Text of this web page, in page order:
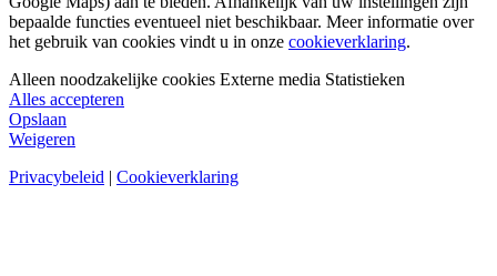
bepaalde functies eventueel niet beschikbaar. Meer informatie over
het gebruik van cookies vindt u in onze cookieverklaring.
Alleen noodzakelijke cookies Externe media Statistieken
Alles accepteren
Opslaan
Weigeren
Privacybeleid | Cookieverklaring